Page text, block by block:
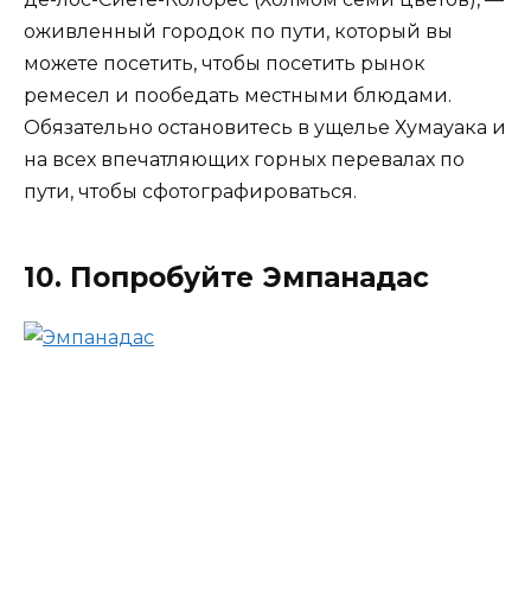
оживленный городок по пути, который вы
можете посетить, чтобы посетить рынок
ремесел и пообедать местными блюдами.
Обязательно остановитесь в ущелье Хумауака и
на всех впечатляющих горных перевалах по
пути, чтобы сфотографироваться.
10. Попробуйте Эмпанадас